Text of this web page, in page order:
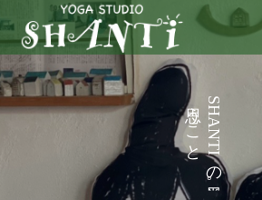
S
H
A
N
T
I
の
。
う
こ
と
な
ど
い